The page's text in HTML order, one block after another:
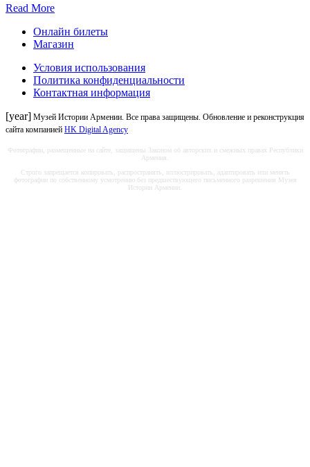
Read More
Онлайн билеты
Магазин
Условия использования
Политика конфиденциальности
Контактная информация
[year] Музей Истории Армении. Все права защищены. Обновление и реконструкция
сайта компанией HK Digital Agency
Фотографии, размещенные на сайте, защищены Законом об авторских и смежных правах Республики
Армения.
Строго запрещается копировать, распространять, иллюстрировать, адаптировать или менять
фотографии по собственному усмотрению без предшествующего письменного разрешения Музея
Истории Армении.